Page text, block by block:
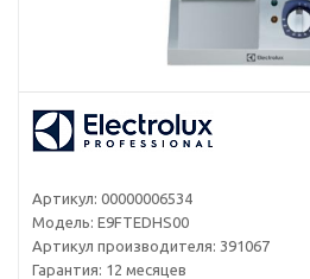
Артикул: 00000006534
Модель: E9FTEDHS00
Артикул производителя: 391067
Гарантия: 12 месяцев